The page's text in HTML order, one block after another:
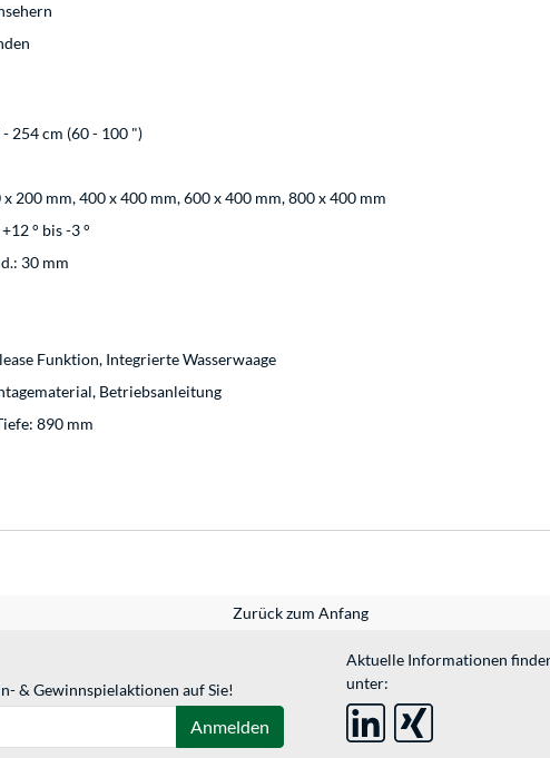
- 254 cm (60 - 100 ")
200 mm, 400 x 400 mm, 600 x 400 mm, 800 x 400 mm
° bis -3 °
30 mm
Funktion, Integrierte Wasserwaage
Betriebsanleitung
890 mm
Zurück zum Anfang
& Gewinnspielaktionen auf Sie!
Anmelden
Aktuelle Informationen
unter: